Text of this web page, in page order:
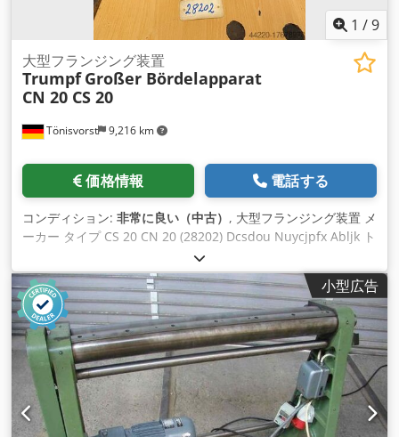
1 /9
Tönisvorst 9,216 km
大型フランジング装置
Trumpf Großer Bördelapparat
CN 20 CS 20
価格情報 電話する
コンディション: 非常に良い（中古） , 大型フランジング装置 メ
ーカー タイプ CS 20 CN 20 (28202) Dcsdou Nuycjpfx Abljk ト
ランプフCS 20およびCN20に適合 非常に良い状態、ほとんど
使用されていない
小型広告